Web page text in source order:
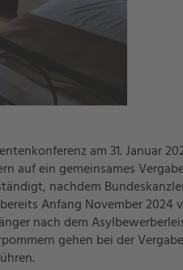
am 31. Januar
auf ein gemeinsames
nachdem
Anfang November 2024
nach dem
gehen bei der